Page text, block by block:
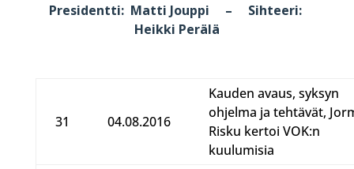
Presidentti: Matti Jouppi – Sihteeri:
Heikki Perälä
31 04.08.2016
Kauden avaus, syksyn
ohjelma ja tehtävät,
Risku kertoi VOK:n
kuulumisia